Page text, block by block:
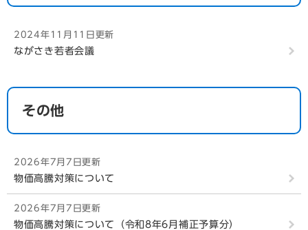
2024年11月11日更新
ながさき若者会議
その他
2026年7月7日更新
物価高騰対策について
2026年7月7日更新
物価高騰対策について（令和8年6月補正予算分）